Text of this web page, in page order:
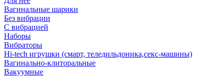
Вагинальные шарики
Без вибрации
С вибрацией
Наборы
Вибраторы
Hi-tech игрушки (смарт, теледильдоника,секс-машины)
Вагинально-клиторальные
Вакуумные